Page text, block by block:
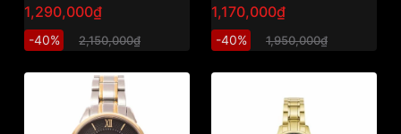
1,290,000₫
-40% 2,150,000₫
1,170,000₫
-40% 1,950,000₫